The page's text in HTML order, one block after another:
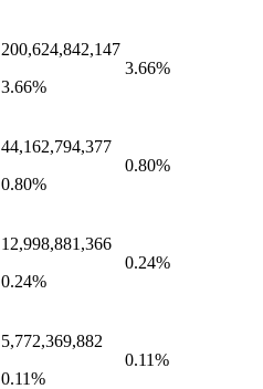
200,624,842,147
3.66%
3.66%
44,162,794,377
0.80%
0.80%
12,998,881,366
0.24%
0.24%
5,772,369,882
0.11%
0.11%